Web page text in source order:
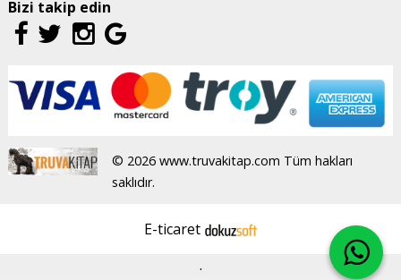
Bizi takip edin
© 2026 www.truvakitap.com Tüm hakları
saklıdır.
E-ticaret
.